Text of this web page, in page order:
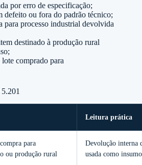
por erro de especificação;
defeito ou fora do padrão técnico;
para processo industrial devolvida
destinado à produção rural
comprado para
Leitura prática
para
ou produção rural
Devolução interna
usada como